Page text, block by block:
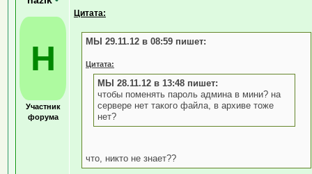
H
Участник
форума
Цитата:
МЫ 29.11.12 в 08:59 пишет:
Цитата:
МЫ 28.11.12 в 13:48 пишет:
чтобы поменять пароль админа в мини? на
сервере нет такого файла, в архиве тоже
нет?
что, никто не знает??